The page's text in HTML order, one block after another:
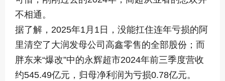
不相通。
据了解，2025年1月1日，没能扛住连年亏损的阿
里清空了大润发母公司高鑫零售的全部股份；而
胖东来“爆改”中的永辉超市2024年前三季度营收
约545.49亿元，归母净利润为亏损0.78亿元。